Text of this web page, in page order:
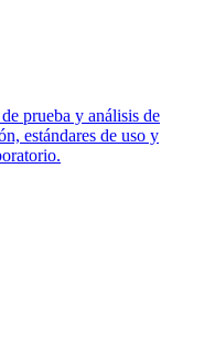
prueba y análisis de
estándares de uso y